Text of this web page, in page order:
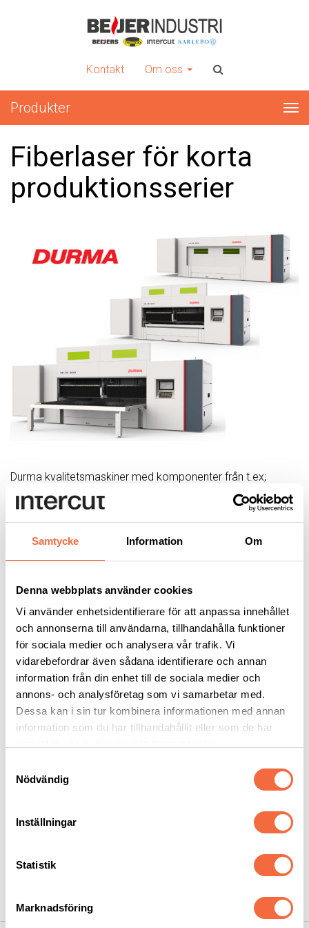
Samtycke Information Om
Denna webbplats använder cookies
Vi använder enhetsidentifierare för att anpassa innehållet
och annonserna till användarna, tillhandahålla funktioner
för sociala medier och analysera vår trafik. Vi
vidarebefordrar även sådana identifierare och annan
information från din enhet till de sociala medier och
annons- och analysföretag som vi samarbetar med.
Dessa kan i sin tur kombinera informationen med annan
information som du har tillhandahållit eller som de har
Nödvändig
Inställningar
Statistik
Marknadsföring
INTERCUT
Er kompletta leverantör av plåtbearbetningsmaskiner
Kontakt Om oss
Produkter
Fiberlaser för korta
produktionsserier
Durma kvalitetsmaskiner med komponenter från t.ex;
Bosch-Rexroth, IPG fiberlaser 1 till 4 kW, Precitec
laserhuvud.
Exempel:
Durma fiberlaser HD-FO
1,5x3m med 3 kW IPG
montage, utbildning samt 3 års garanti och serviceavtal.
Intercut erbjuder service, utbildning, support med egen
personal, reservdelar och slitdelar i Sollentuna.
Anders Holgersson
070 – 425 52 44
08 – 550 512 23
anders.holgersson@intercut.se
Leverantörer
Nyheter
Produkter